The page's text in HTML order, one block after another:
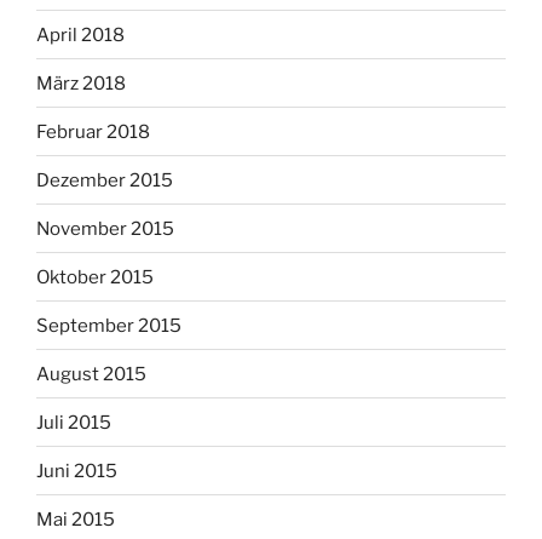
April 2018
März 2018
Februar 2018
Dezember 2015
November 2015
Oktober 2015
September 2015
August 2015
Juli 2015
Juni 2015
Mai 2015